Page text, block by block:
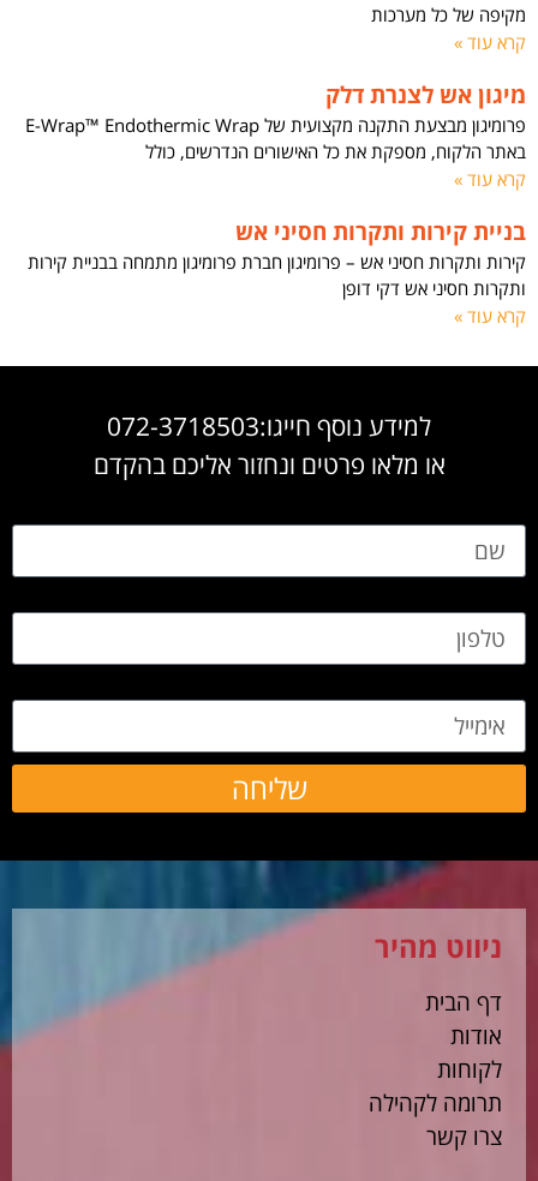
מקיפה של כל מערכות
קרא עוד »
מיגון אש לצנרת דלק
פרומיגון מבצעת התקנה מקצועית של E-Wrap™ Endothermic Wrap
באתר הלקוח, מספקת את כל האישורים הנדרשים, כולל
קרא עוד »
בניית קירות ותקרות חסיני אש
קירות ותקרות חסיני אש – פרומיגון חברת פרומיגון מתמחה בבניית קירות
ותקרות חסיני אש דקי דופן
קרא עוד »
למידע נוסף חייגו:072-3718503
או מלאו פרטים ונחזור אליכם בהקדם
שליחה
ניווט מהיר
דף הבית
אודות
לקוחות
תרומה לקהילה
צרו קשר